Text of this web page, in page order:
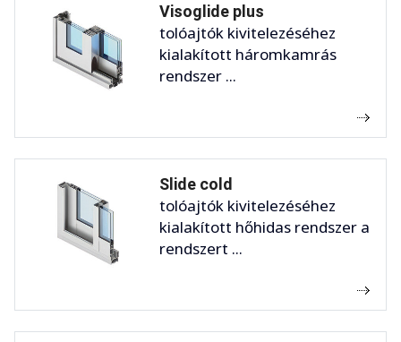
Visoglide plus
tolóajtók kivitelezéséhez
kialakított háromkamrás
rendszer ...
Slide cold
tolóajtók kivitelezéséhez
kialakított hőhidas rendszer a
rendszert ...